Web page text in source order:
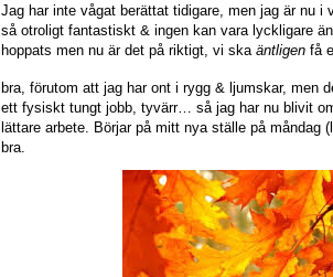
Jag har inte vågat berättat tidigare, men jag är nu i
så otroligt fantastiskt & ingen kan vara lyckligare
hoppats men nu är det på riktigt, vi ska äntligen få
bra, förutom att jag har ont i rygg & ljumskar, men
ett fysiskt tungt jobb, tyvärr… så jag har nu blivit
lättare arbete. Börjar på mitt nya ställe på måndag
bra.